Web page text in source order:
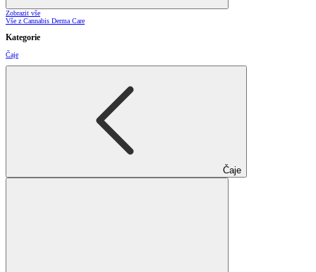
Zobrazit vše
Vše z Cannabis Derma Care
Kategorie
Čaje
Čaje